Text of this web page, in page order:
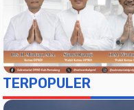
TERPOPULER